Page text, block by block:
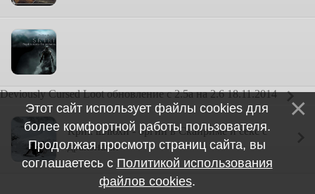
Deviously Cursed Loot обновление с 2.5а на 2.6 18.11.2014
Крик шлюхи - оргии в Скайриме и секс с
драконами
Этот сайт использует файлы cookies для
более комфортной работы пользователя.
Продолжая просмотр страниц сайта, вы
соглашаетесь с Политикой использования
файлов cookies.